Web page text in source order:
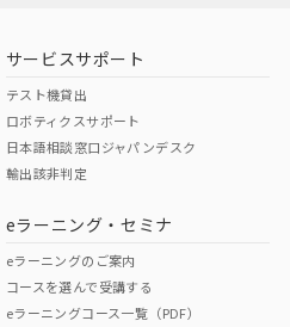
サービスサポート
テスト機貸出
ロボティクスサポート
日本語相談窓口ジャパンデスク
輸出該非判定
eラーニング・セミナ
eラーニングのご案内
コースを選んで受講する
eラーニングコース一覧（PDF）